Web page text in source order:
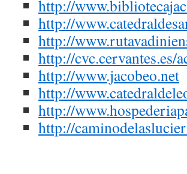
http://
http://
http://
http://cvc.cervantes.es/
http://www.jacobeo.net
http://
http://
http://